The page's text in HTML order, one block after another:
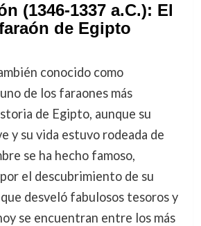
(1346-1337 a.C.): El
de Egipto
conocido como
de los faraones más
de Egipto, aunque su
y su vida estuvo rodeada de
se ha hecho famoso,
el descubrimiento de su
desveló fabulosos tesoros y
se encuentran entre los más